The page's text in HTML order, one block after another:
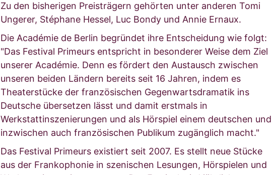
Zu den bisherigen Preisträgern gehörten unter anderen Tomi
Ungerer, Stéphane Hessel, Luc Bondy und Annie Ernaux.
Die Académie de Berlin begründet ihre Entscheidung wie folgt:
"Das Festival Primeurs entspricht in besonderer Weise dem Ziel
unserer Académie. Denn es fördert den Austausch zwischen
unseren beiden Ländern bereits seit 16 Jahren, indem es
Theaterstücke der französischen Gegenwartsdramatik ins
Deutsche übersetzen lässt und damit erstmals in
Werkstattinszenierungen und als Hörspiel einem deutschen und
inzwischen auch französischen Publikum zugänglich macht."
Das Festival Primeurs existiert seit 2007. Es stellt neue Stücke
aus der Frankophonie in szenischen Lesungen, Hörspielen und